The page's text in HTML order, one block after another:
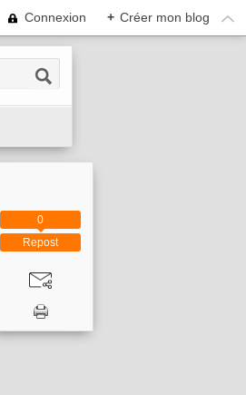
Connexion + Créer mon blog
Repost
0